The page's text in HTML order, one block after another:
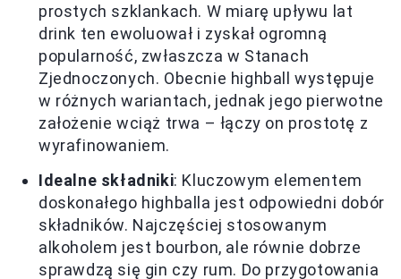
prostych szklankach. W miarę upływu lat
drink ten ewoluował i zyskał ogromną
popularność, zwłaszcza w Stanach
Zjednoczonych. Obecnie highball występuje
w różnych wariantach, jednak jego pierwotne
założenie wciąż trwa – łączy on prostotę z
wyrafinowaniem.
Idealne składniki: Kluczowym elementem
doskonałego highballa jest odpowiedni dobór
składników. Najczęściej stosowanym
alkoholem jest bourbon, ale równie dobrze
sprawdzą się gin czy rum. Do przygotowania